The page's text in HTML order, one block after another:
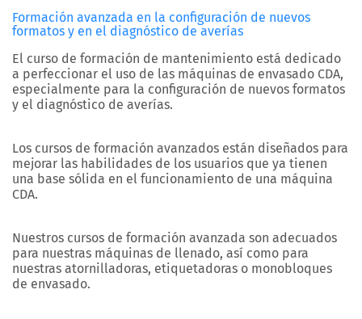
Formación avanzada en la configuración de nuevos
formatos y en el diagnóstico de averías
El curso de formación de mantenimiento está dedicado
a perfeccionar el uso de las máquinas de envasado CDA,
especialmente para la configuración de nuevos formatos
y el diagnóstico de averías.
Los cursos de formación avanzados están diseñados para
mejorar las habilidades de los usuarios que ya tienen
una base sólida en el funcionamiento de una máquina
CDA.
Nuestros cursos de formación avanzada son adecuados
para nuestras máquinas de llenado, así como para
nuestras atornilladoras, etiquetadoras o monobloques
de envasado.